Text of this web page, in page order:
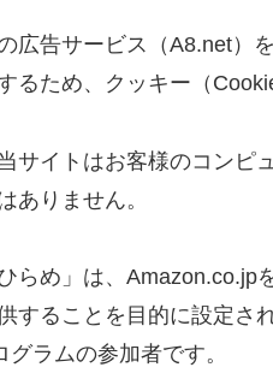
広告サービス（A8.net）
るため、クッキー（
サイトはお客様のコンピ
ありません。
らめ」は、Amazon.co.jp
することを目的に設定さ
ラムの参加者です。